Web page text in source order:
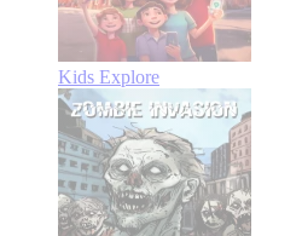
Kids Explore